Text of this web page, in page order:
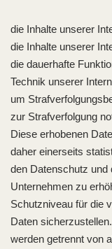
die Inhalte unserer
die Inhalte unserer
die dauerhafte
Technik unserer
um
zur Strafverfolgung
Diese erhobenen
daher einerseits
den Datenschutz und
Unternehmen zu
Schutzniveau für die
Daten
werden getrennt von